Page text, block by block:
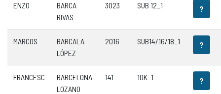
ENZO
BARCA
RIVAS
3023 SUB 12_1 ?
MARCOS
BARCALA
LÓPEZ
2016 SUB14/16/18_1 ?
FRANCESC
BARCELONA
LOZANO
141 10K_1 ?